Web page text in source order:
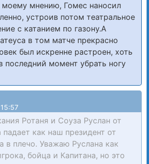
мнению, Гомес наносил
устроив потом театральное
с катанием по газону.А
в том матче прекрасно
был искренне растроен, хоть
последний момент убрать ногу
Ротаня и Соуза Руслан от
падает как наш президент от
в плечо. Уважаю Руслана как
бойца и Капитана, но это